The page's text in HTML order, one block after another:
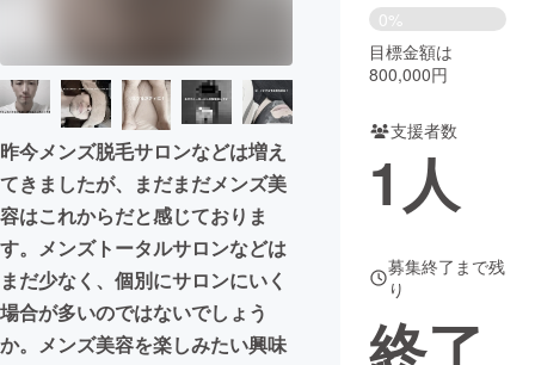
CAMPFIRE for Social Good
CAMPFIRE Creation
CAMPFIREふるさと納税machi-ya コミュニティ
昨今メンズ脱毛サロンなどは増え
てきましたが、まだまだメンズ美
容はこれからだと感じておりま
す。メンズトータルサロンなどは
まだ少なく、個別にサロンにいく
場合が多いのではないでしょう
か。メンズ美容を楽しみたい興味
0%
目標金額は
800,000円
支援者数
1人
募集終了まで残
り
終了